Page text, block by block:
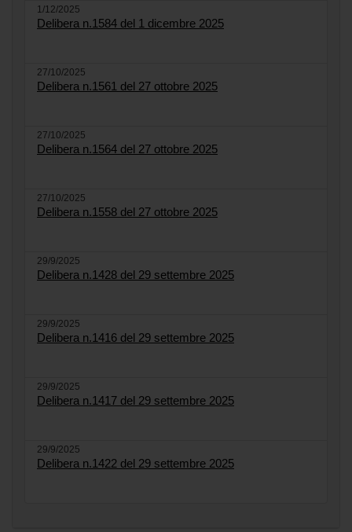
1/12/2025
Delibera n.1584 del 1 dicembre 2025
27/10/2025
Delibera n.1561 del 27 ottobre 2025
27/10/2025
Delibera n.1564 del 27 ottobre 2025
27/10/2025
Delibera n.1558 del 27 ottobre 2025
29/9/2025
Delibera n.1428 del 29 settembre 2025
29/9/2025
Delibera n.1416 del 29 settembre 2025
29/9/2025
Delibera n.1417 del 29 settembre 2025
29/9/2025
Delibera n.1422 del 29 settembre 2025